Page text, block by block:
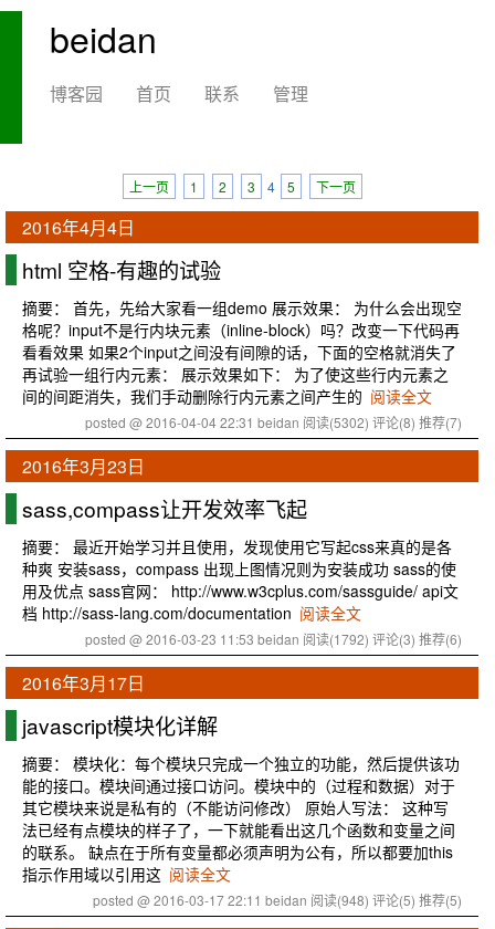
beidan
博客园 首页 联系 管理
上一页 1 2 3 4 5 下一页
2016年4月4日
html 空格-有趣的试验
摘要： 首先，先给大家看一组demo 展示效果： 为什么会出现空
格呢？input不是行内块元素（inline-block）吗？改变一下代码再
看看效果 如果2个input之间没有间隙的话，下面的空格就消失了
再试验一组行内元素： 展示效果如下： 为了使这些行内元素之
间的间距消失，我们手动删除行内元素之间产生的 阅读全文
posted @ 2016-04-04 22:31 beidan 阅读(5302) 评论(8) 推荐(7)
2016年3月23日
sass,compass让开发效率飞起
摘要： 最近开始学习并且使用，发现使用它写起css来真的是各
种爽 安装sass，compass 出现上图情况则为安装成功 sass的使
用及优点 sass官网： http://www.w3cplus.com/sassguide/ api文
档 http://sass-lang.com/documentation 阅读全文
posted @ 2016-03-23 11:53 beidan 阅读(1792) 评论(3) 推荐(6)
2016年3月17日
javascript模块化详解
摘要： 模块化：每个模块只完成一个独立的功能，然后提供该功
能的接口。模块间通过接口访问。模块中的（过程和数据）对于
其它模块来说是私有的（不能访问修改） 原始人写法： 这种写
法已经有点模块的样子了，一下就能看出这几个函数和变量之间
的联系。 缺点在于所有变量都必须声明为公有，所以都要加this
指示作用域以引用这 阅读全文
posted @ 2016-03-17 22:11 beidan 阅读(948) 评论(5) 推荐(5)